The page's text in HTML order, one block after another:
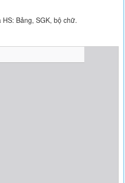
Bảng, SGK, bộ chữ.